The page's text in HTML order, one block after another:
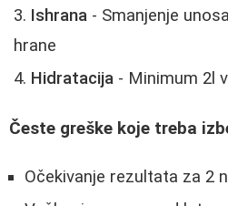
Ishrana - Smanjenje
hrane
Hidratacija - Minimum 2l
Česte greške koje treba
Očekivanje rezultata za 2